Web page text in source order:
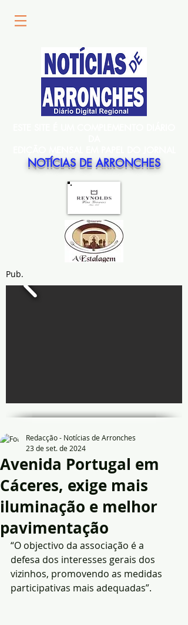
NOTÍCIAS DE ARRONCHES
Pub.
Avenida Portugal em
Cáceres, exige mais
iluminação e melhor
pavimentação
Redacção - Notícias de Arronches
23 de set. de 2024
“O objectivo da associação é a
defesa dos interesses gerais dos
vizinhos, promovendo as medidas
participativas mais adequadas”.